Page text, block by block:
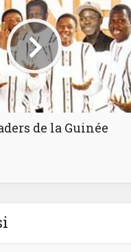
de la Guinée